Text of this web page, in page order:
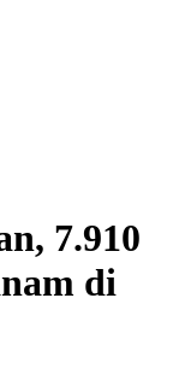
7.910
di